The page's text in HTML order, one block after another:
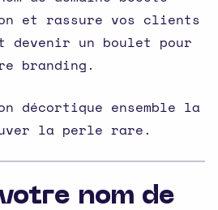
et rassure vos clients
devenir un boulet pour
branding.
décortique ensemble la
la perle rare.
nom de